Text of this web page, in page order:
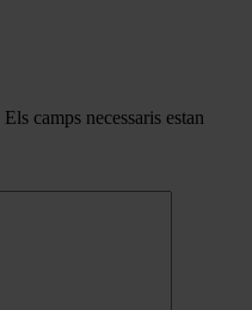
Els camps necessaris estan